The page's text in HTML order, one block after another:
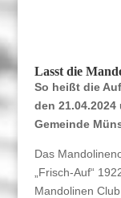
Lasst die
So heißt die
den
Gemeinde
Das
„Frisch-Auf“
Mandolinen